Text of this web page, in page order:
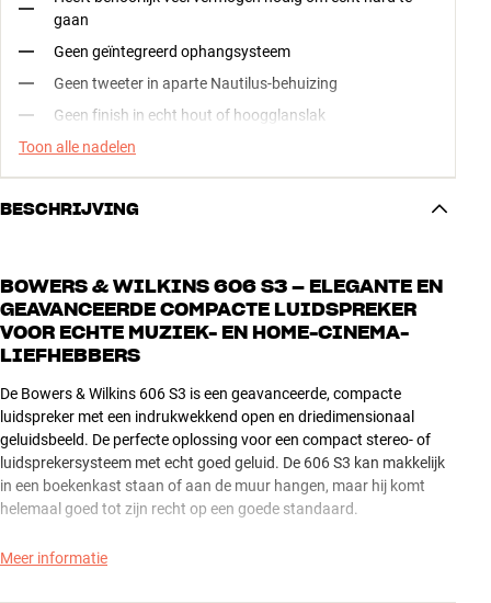
gaan
Geen geïntegreerd ophangsysteem
Geen tweeter in aparte Nautilus-behuizing
Geen finish in echt hout of hoogglanslak
Toon alle nadelen
BESCHRIJVING
BOWERS & WILKINS 606 S3 – ELEGANTE EN
GEAVANCEERDE COMPACTE LUIDSPREKER
VOOR ECHTE MUZIEK- EN HOME-CINEMA-
LIEFHEBBERS
De Bowers & Wilkins 606 S3 is een geavanceerde, compacte
luidspreker met een indrukwekkend open en driedimensionaal
geluidsbeeld. De perfecte oplossing voor een compact stereo- of
luidsprekersysteem met echt goed geluid. De 606 S3 kan makkelijk
in een boekenkast staan of aan de muur hangen, maar hij komt
helemaal goed tot zijn recht op een goede standaard.
De solide 6,5” Continuum-bas-/middenspeaker en de exclusieve
Meer informatie